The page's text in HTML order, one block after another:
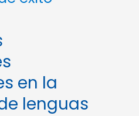
en la
lenguas